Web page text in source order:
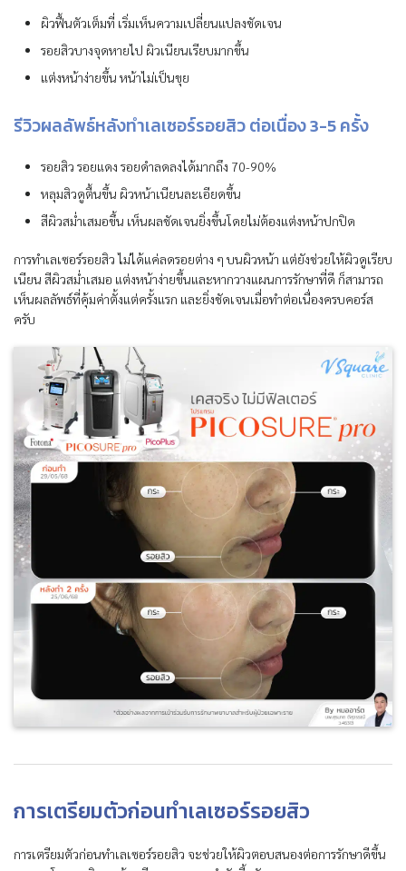
ผิวฟื้นตัวเต็มที่ เริ่มเห็นความเปลี่ยนแปลงชัดเจน
รอยสิวบางจุดหายไป ผิวเนียนเรียบมากขึ้น
แต่งหน้าง่ายขึ้น หน้าไม่เป็นขุย
รีวิวผลลัพธ์หลังทำเลเซอร์รอยสิว ต่อเนื่อง 3-5 ครั้ง
รอยสิว รอยแดง รอยดำลดลงได้มากถึง 70-90%
หลุมสิวดูตื้นขึ้น ผิวหน้าเนียนละเอียดขึ้น
สีผิวสม่ำเสมอขึ้น เห็นผลชัดเจนยิ่งขึ้นโดยไม่ต้องแต่งหน้าปกปิด
การทำเลเซอร์รอยสิว ไม่ได้แค่ลดรอยต่าง ๆ บนผิวหน้า แต่ยังช่วยให้ผิวดูเรียบ
เนียน สีผิวสม่ำเสมอ แต่งหน้าง่ายขึ้นและหากวางแผนการรักษาที่ดี ก็สามารถ
เห็นผลลัพธ์ที่คุ้มค่าตั้งแต่ครั้งแรก และยิ่งชัดเจนเมื่อทำต่อเนื่องครบคอร์ส
ครับ
การเตรียมตัวก่อนทำเลเซอร์รอยสิว
การเตรียมตัวก่อนทำเลเซอร์รอยสิว จะช่วยให้ผิวตอบสนองต่อการรักษาดีขึ้น